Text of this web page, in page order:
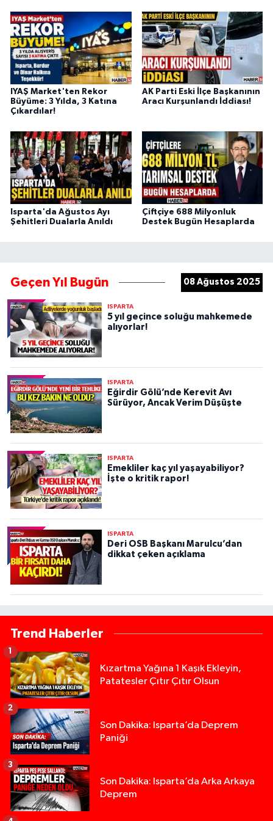
IYAŞ Market'ten Rekor
Büyüme: 3 Yılda, 3 Katına
Çıkardılar!
AK Parti Eski İlçe Başkanının
Aracı Kurşunlandı İddiası!
Isparta'da Ağustos Ayı
Şehitleri Dualarla Anıldı
Çiftçiye 688 Milyonluk
Destek Bugün Hesaplarda
Geçen Yıl Bugün 08 Ağustos 2025
ISPARTA
5 yıl geçince soluğu mahkemede
alıyorlar!
ISPARTA
Eğirdir Gölü’nde Kerevit Avı
Sürüyor, Ancak Verim Düşüşte
ISPARTA
Emekliler kaç yıl yaşayabiliyor?
İşte o kritik rapor!
ISPARTA
Deri OSB Başkanı Marulcu’dan
dikkat çeken açıklama
Trend Haberler
Kızartma Yağına 1 Kaşık Ekleyin,
Patatesler Çıtır Çıtır Olsun
1
Son Dakika: Isparta’da Deprem
Paniği
2
Son Dakika: Isparta’da Arka Arkaya
Deprem
3